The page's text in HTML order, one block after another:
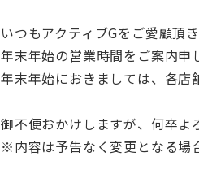
いつもアクティブGをご愛顧頂
年末年始の営業時間をご案内申
年末年始におきましては、各
御不便おかけしますが、何卒よ
※内容は予告なく変更となる場